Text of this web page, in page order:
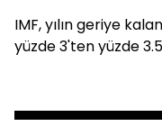
IMF, yılın geriye
yüzde 3'ten yüzde